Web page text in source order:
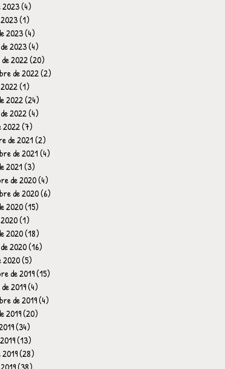
2023(4)
(1)
2023(4)
2023(4)
2022(20)
de 2022(2)
(1)
2022(24)
2022(4)
2022(7)
de 2021(2)
de 2021(4)
2021(3)
de 2020(4)
de 2020(6)
2020(15)
(1)
2020(18)
2020(16)
2020(5)
de 2019(15)
2019(4)
de 2019(4)
2019(20)
(34)
(13)
(28)